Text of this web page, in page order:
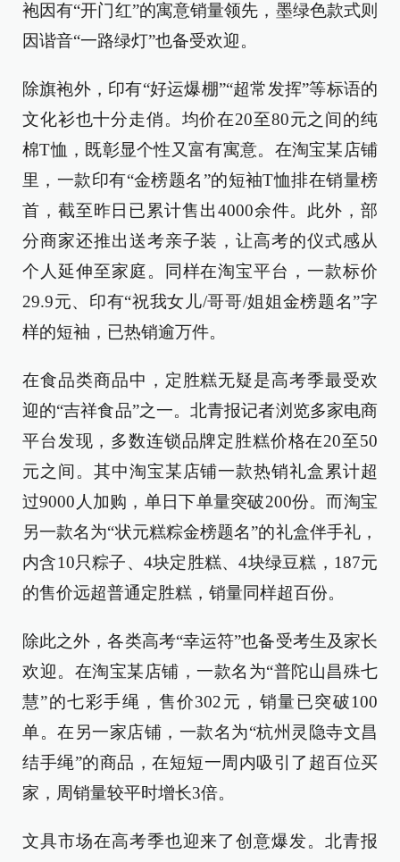
袍因有“开门红”的寓意销量领先，墨绿色款式则
因谐音“一路绿灯”也备受欢迎。
除旗袍外，印有“好运爆棚”“超常发挥”等标语的
文化衫也十分走俏。均价在20至80元之间的纯
棉T恤，既彰显个性又富有寓意。在淘宝某店铺
里，一款印有“金榜题名”的短袖T恤排在销量榜
首，截至昨日已累计售出4000余件。此外，部
分商家还推出送考亲子装，让高考的仪式感从
个人延伸至家庭。同样在淘宝平台，一款标价
29.9元、印有“祝我女儿/哥哥/姐姐金榜题名”字
样的短袖，已热销逾万件。
在食品类商品中，定胜糕无疑是高考季最受欢
迎的“吉祥食品”之一。北青报记者浏览多家电商
平台发现，多数连锁品牌定胜糕价格在20至50
元之间。其中淘宝某店铺一款热销礼盒累计超
过9000人加购，单日下单量突破200份。而淘宝
另一款名为“状元糕粽金榜题名”的礼盒伴手礼，
内含10只粽子、4块定胜糕、4块绿豆糕，187元
的售价远超普通定胜糕，销量同样超百份。
除此之外，各类高考“幸运符”也备受考生及家长
欢迎。在淘宝某店铺，一款名为“普陀山昌殊七
慧”的七彩手绳，售价302元，销量已突破100
单。在另一家店铺，一款名为“杭州灵隐寺文昌
结手绳”的商品，在短短一周内吸引了超百位买
家，周销量较平时增长3倍。
文具市场在高考季也迎来了创意爆发。北青报